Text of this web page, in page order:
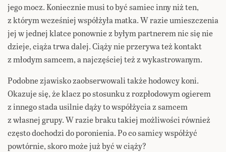
jego mocz. Koniecznie musi to być samiec inny niż ten,
z którym wcześniej współżyła matka. W razie umieszczenia
jej w jednej klatce ponownie z byłym partnerem nic się nie
dzieje, ciąża trwa dalej. Ciąży nie przerywa też kontakt
z młodym samcem, a najczęściej też z wykastrowanym.
Podobne zjawisko zaobserwowali także hodowcy koni.
Okazuje się, że klacz po stosunku z rozpłodowym ogierem
z innego stada usilnie dąży to współżycia z samcem
z własnej grupy. W razie braku takiej możliwości również
często dochodzi do poronienia. Po co samicy współżyć
powtórnie, skoro może już być w ciąży?